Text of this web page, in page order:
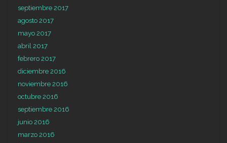
septiembre 2017
agosto 2017
mayo 2017
abril 2017
febrero 2017
diciembre 2016
noviembre 2016
octubre 2016
septiembre 2016
junio 2016
marzo 2016